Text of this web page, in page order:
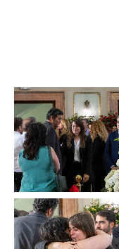
Sin leyenda